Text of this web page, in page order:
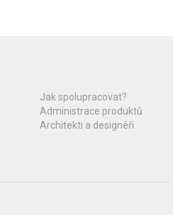
Jak spolupracovat?
Administrace produktů
Architekti a designéři